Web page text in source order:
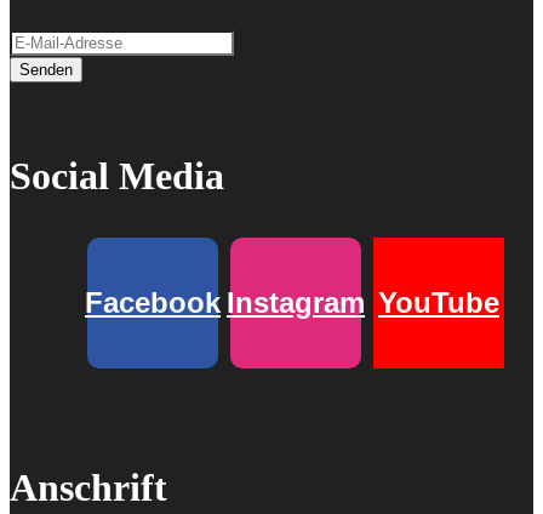
Senden
Social Media
Facebook Instagram YouTube
Anschrift